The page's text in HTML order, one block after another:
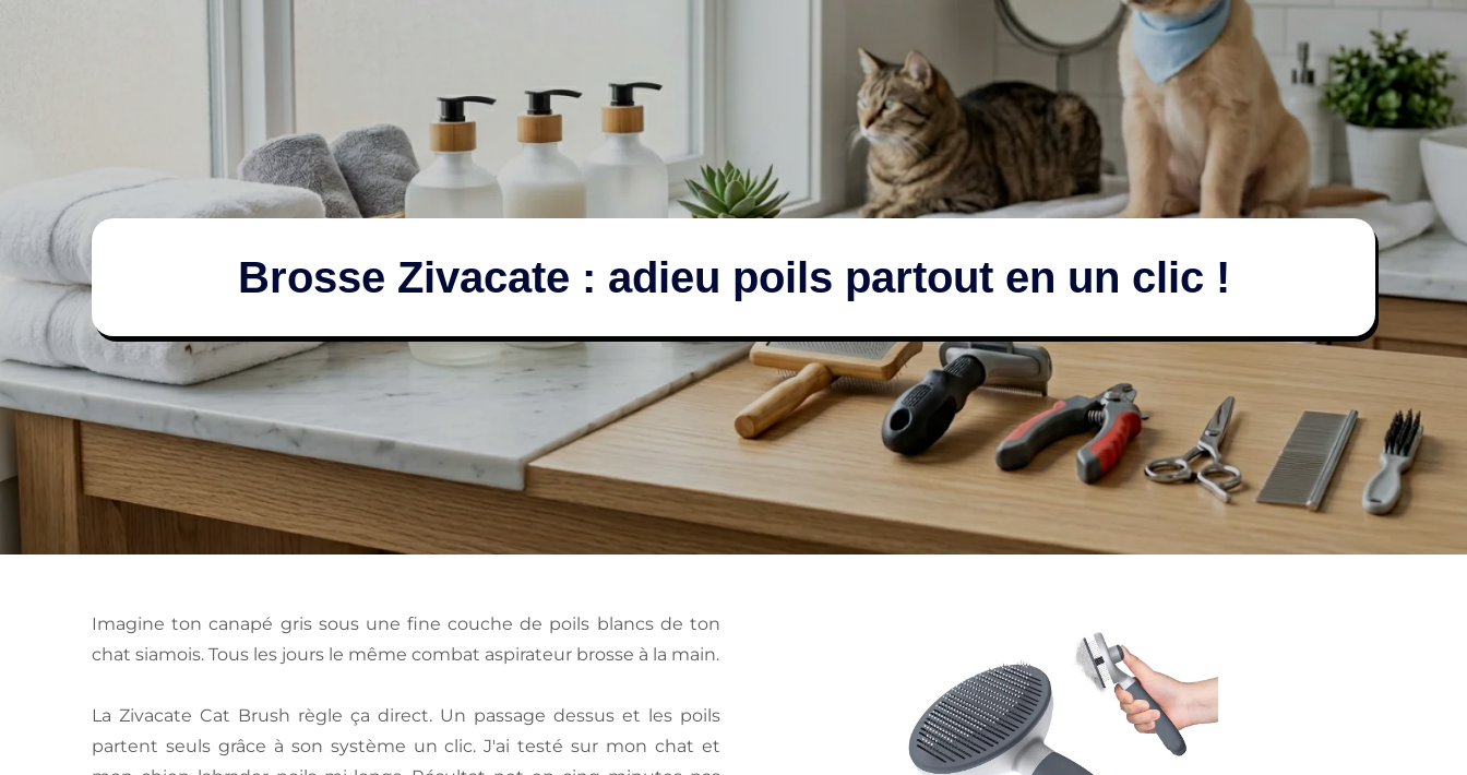
Brosse Zivacate : adieu poils partout en un clic !
Imagine ton canapé gris sous une fine couche de poils blancs de ton
chat siamois. Tous les jours le même combat aspirateur brosse à la main.
La Zivacate Cat Brush règle ça direct. Un passage dessus et les poils
partent seuls grâce à son système un clic. J'ai testé sur mon chat et